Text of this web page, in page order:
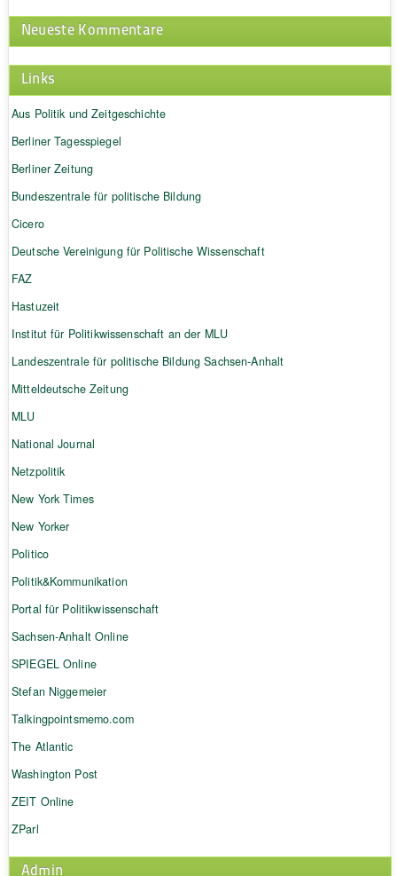
Neueste Kommentare
Links
Aus Politik und Zeitgeschichte
Berliner Tagesspiegel
Berliner Zeitung
Bundeszentrale für politische Bildung
Cicero
Deutsche Vereinigung für Politische Wissenschaft
FAZ
Hastuzeit
Institut für Politikwissenschaft an der MLU
Landeszentrale für politische Bildung Sachsen-Anhalt
Mitteldeutsche Zeitung
MLU
National Journal
Netzpolitik
New York Times
New Yorker
Politico
Politik&Kommunikation
Portal für Politikwissenschaft
Sachsen-Anhalt Online
SPIEGEL Online
Stefan Niggemeier
Talkingpointsmemo.com
The Atlantic
Washington Post
ZEIT Online
ZParl
Admin